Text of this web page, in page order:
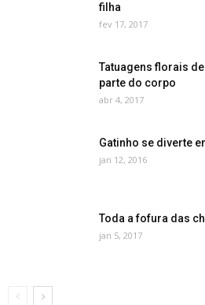
filha
fev 17, 2017
Tatuagens florais
parte do corpo
abr 4, 2017
Gatinho se diverte
jan 12, 2016
Toda a fofura das
jan 5, 2017